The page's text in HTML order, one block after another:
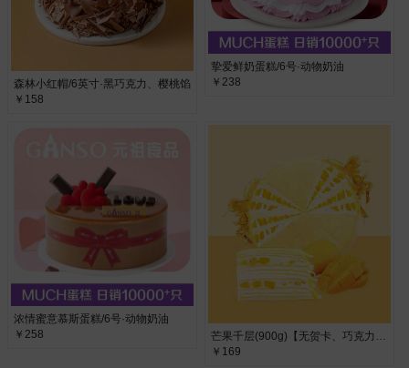
森林小红帽/6英寸·黑巧克力、樱桃馅
￥158
挚爱鲜奶蛋糕/6号·动物奶油
￥238
浓情蜜意慕斯蛋糕/6号·动物奶油
￥258
￥169